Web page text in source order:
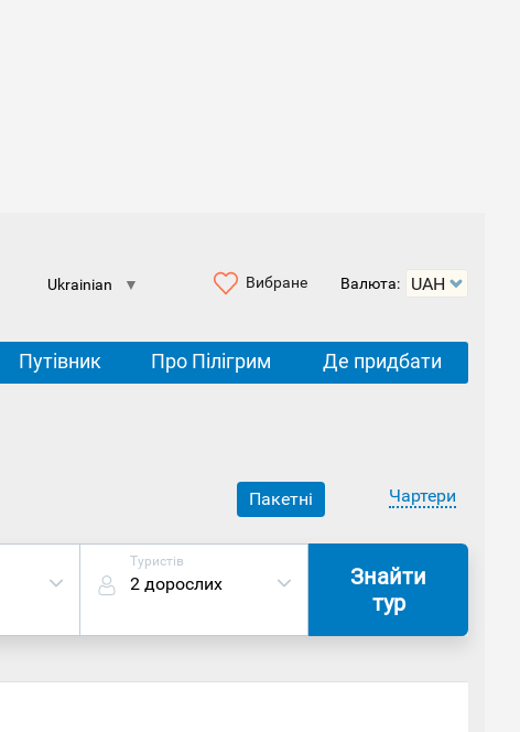
Ukrainian ▼ Вибране Валюта:
Путівник Про Пілігрим Де придбати
Пакетні Чартери
Туристів
2 дорослих
Знайти
тур